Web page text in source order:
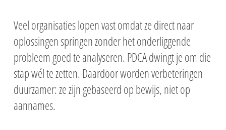
Veel organisaties lopen vast omdat ze direct naar
oplossingen springen zonder het onderliggende
probleem goed te analyseren. PDCA dwingt je om die
stap wél te zetten. Daardoor worden verbeteringen
duurzamer: ze zijn gebaseerd op bewijs, niet op
aannames.